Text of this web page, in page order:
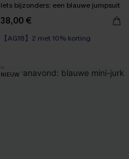
Iets bijzonders: een blauwe jumpsuit
38,00 €
【AG18】2 met 10% korting
NIEUW